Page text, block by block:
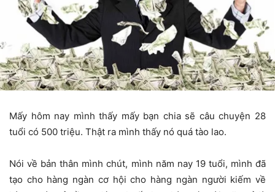
Mấy hôm nay mình thấy mấy bạn chia sẽ câu chuyện 28
tuổi có 500 triệu. Thật ra mình thấy nó quá tào lao.
Nói về bản thân mình chút, mình năm nay 19 tuổi, mình đã
tạo cho hàng ngàn cơ hội cho hàng ngàn người kiếm về